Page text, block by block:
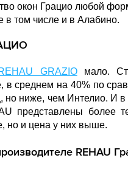
окон Грацио любой
в том числе и в Алабино.
GRAZIOмало.
в среднем на 40% по
но ниже, чем Интелио. И в
представлены более
но и цена у них выше.
REHAU